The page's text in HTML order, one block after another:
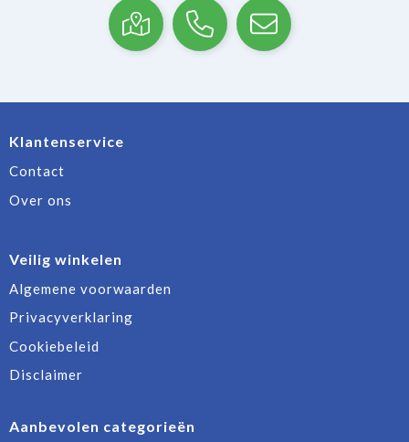
Klantenservice
Contact
Over ons
Veilig winkelen
Algemene voorwaarden
Privacyverklaring
Cookiebeleid
Disclaimer
Aanbevolen categorieën